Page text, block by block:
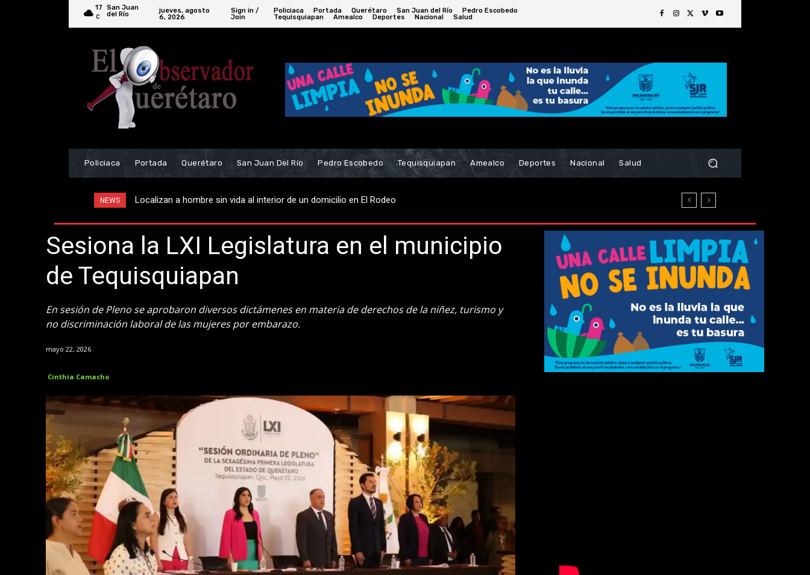
17
C
San Juan
del Río
jueves, agosto
6, 2026
Sign in /
Join
Policiaca Portada Querétaro San Juan del Río
Pedro Escobedo
Tequisquiapan
Amealco Deportes Nacional Salud
Policiaca Portada Querétaro San Juan Del Río Pedro Escobedo Tequisquiapan Amealco Deportes Nacional Salud
NEWS Localizan a hombre sin vida al interior de un domicilio en El Rodeo
Realzan ceremonia por el 9º Aniversario de la Fundación Chabely
Sesiona la LXI Legislatura en el municipio
de Tequisquiapan
En sesión de Pleno se aprobaron diversos dictámenes en materia de derechos de la niñez, turismo y
no discriminación laboral de las mujeres por embarazo.
mayo 22, 2026
Cinthia Camacho